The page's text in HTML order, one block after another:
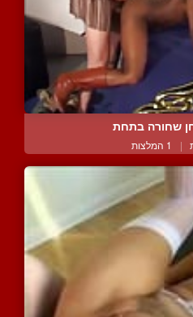
שחורה בתחת
| 1 המלצות